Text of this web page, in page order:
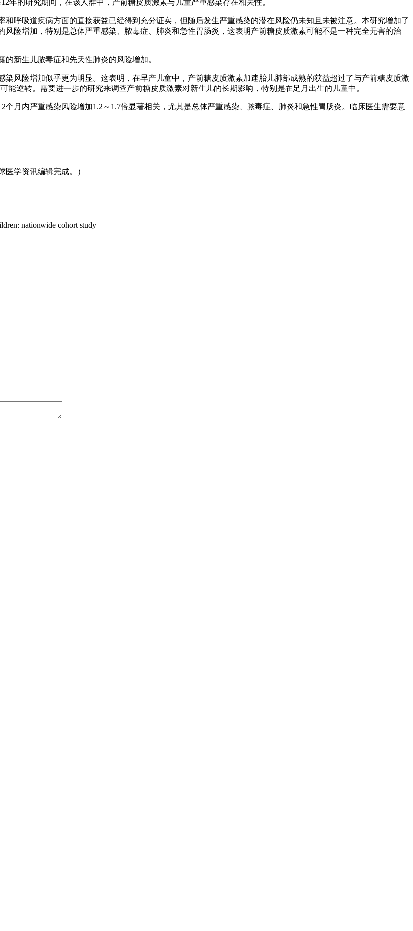
年的研究期间，在该人群中，产前糖皮质激素与儿童严重感染存在相关性。
呼吸道疾病方面的直接获益已经得到充分证实，但随后发生严重感染的潜在风险仍未知且未被注意。本研究增加了
险增加，特别是总体严重感染、脓毒症、肺炎和急性胃肠炎，这表明产前糖皮质激素可能不是一种完全无害的治
新生儿脓毒症和先天性肺炎的风险增加。
风险增加似乎更为明显。这表明，在早产儿童中，产前糖皮质激素加速胎儿肺部成熟的获益超过了与产前糖皮质激
逆转。需要进一步的研究来调查产前糖皮质激素对新生儿的长期影响，特别是在足月出生的儿童中。
月内严重感染风险增加1.2～1.7倍显著相关，尤其是总体严重感染、脓毒症、肺炎和急性胃肠炎。临床医生需要意
医学资讯编辑完成。）
nationwide cohort study